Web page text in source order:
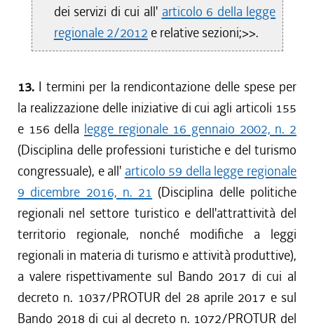
dei servizi di cui all' articolo 6 della legge
regionale 2/2012 e relative sezioni;>>.
13. I termini per la rendicontazione delle spese per
la realizzazione delle iniziative di cui agli articoli 155
e 156 della legge regionale 16 gennaio 2002, n. 2
(Disciplina delle professioni turistiche e del turismo
congressuale), e all' articolo 59 della legge regionale
9 dicembre 2016, n. 21 (Disciplina delle politiche
regionali nel settore turistico e dell'attrattività del
territorio regionale, nonché modifiche a leggi
regionali in materia di turismo e attività produttive),
a valere rispettivamente sul Bando 2017 di cui al
decreto n. 1037/PROTUR del 28 aprile 2017 e sul
Bando 2018 di cui al decreto n. 1072/PROTUR del